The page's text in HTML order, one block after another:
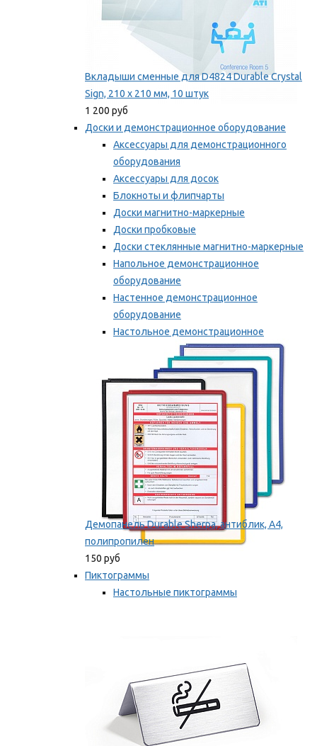
Вкладыши сменные для D4824 Durable Crystal
Sign, 210 x 210 мм, 10 штук
1 200 руб
Доски и демонстрационное оборудование
Аксессуары для демонстрационного
оборудования
Аксессуары для досок
Блокноты и флипчарты
Доски магнитно-маркерные
Доски пробковые
Доски стеклянные магнитно-маркерные
Напольное демонстрационное
оборудование
Настенное демонстрационное
оборудование
Настольное демонстрационное
оборудование
Мы рекомендуем
Демопанель Durable Sherpa, антиблик, А4,
полипропилен
150 руб
Пиктограммы
Настольные пиктограммы